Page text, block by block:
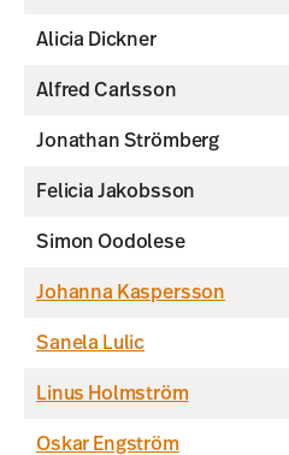
Alicia Dickner
Alfred Carlsson
Jonathan Strömberg
Felicia Jakobsson
Simon Oodolese
Johanna Kaspersson
Sanela Lulic
Linus Holmström
Oskar Engström